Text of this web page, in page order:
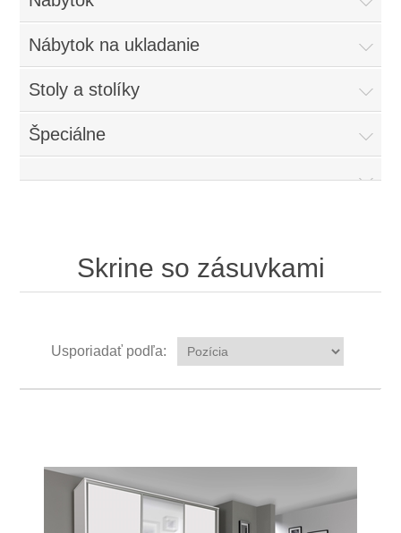
Nábytok na ukladanie
Stoly a stolíky
Špeciálne
Skrine so zásuvkami
Usporiadať podľa: